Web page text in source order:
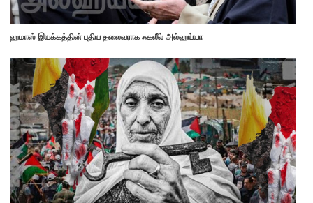
ஹமாஸ் இயக்கத்தின் புதிய தலைவராக ஃகலீல் அல்ஹய்யா